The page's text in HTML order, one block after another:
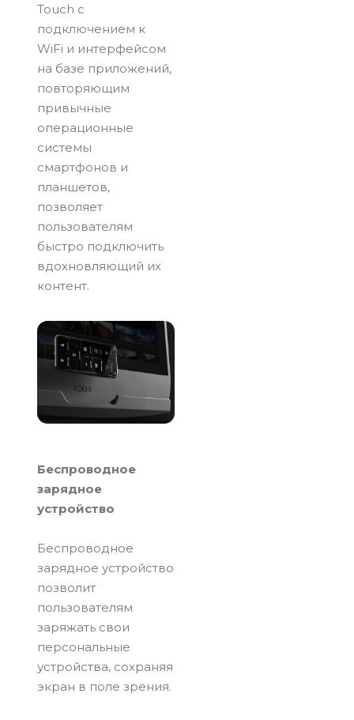
Touch с
подключением к
WiFi и интерфейсом
на базе приложений,
повторяющим
привычные
операционные
системы
смартфонов и
планшетов,
позволяет
пользователям
быстро подключить
вдохновляющий их
контент.
Беспроводное
зарядное
устройство
Беспроводное
зарядное устройство
позволит
пользователям
заряжать свои
персональные
устройства, сохраняя
экран в поле зрения.